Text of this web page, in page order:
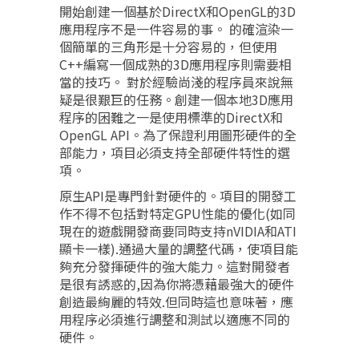
開始創建一個基於DirectX和OpenGL的3D
應用程序不是一件容易的事。 的確渲染一
個簡單的三角形是十分容易的，但使用
C++編寫一個成熟的3D應用程序則需要相
當的技巧。 對於經驗尚淺的程序員來說無
疑是很艱巨的任務。創建一個本地3D應用
程序的困難之一是使用標準的DirectX和
OpenGL API。為了保證利用圖形硬件的全
部能力，項目必須支持全部硬件特性的選
項。
原生API是專門針對硬件的。項目的開發工
作不得不包括對特定GPU性能的優化(如同
現在的遊戲開發商要同時支持nVIDIA和ATI
顯卡一樣).通過大量的調整代碼，使項目能
夠充分發揮硬件的強大能力。這對開發者
是很有誘惑的,因為你將憑藉最強大的硬件
創造最絢麗的特效.但同時這也意味著，應
用程序必須進行調整和測試以適應不同的
硬件。